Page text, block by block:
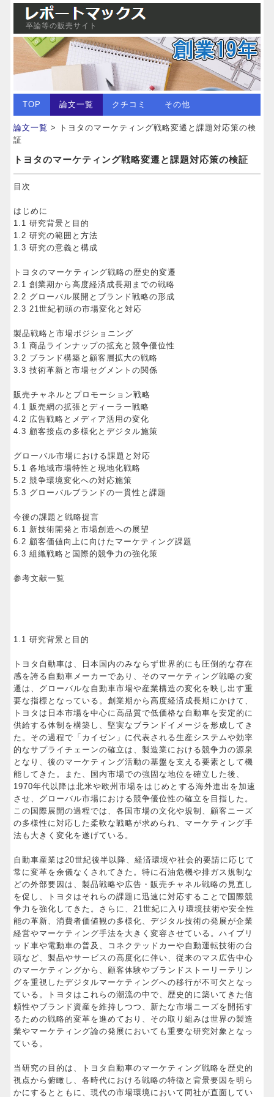
卒論等の販売サイト
TOP 論文一覧 クチコミ その他
論文一覧 > トヨタのマーケティング戦略変遷と課題対応策の検
証
トヨタのマーケティング戦略変遷と課題対応策の検証
目次
はじめに
1.1 研究背景と目的
1.2 研究の範囲と方法
1.3 研究の意義と構成
トヨタのマーケティング戦略の歴史的変遷
2.1 創業期から高度経済成長期までの戦略
2.2 グローバル展開とブランド戦略の形成
2.3 21世紀初頭の市場変化と対応
製品戦略と市場ポジショニング
3.1 商品ラインナップの拡充と競争優位性
3.2 ブランド構築と顧客層拡大の戦略
3.3 技術革新と市場セグメントの関係
販売チャネルとプロモーション戦略
4.1 販売網の拡張とディーラー戦略
4.2 広告戦略とメディア活用の変化
4.3 顧客接点の多様化とデジタル施策
グローバル市場における課題と対応
5.1 各地域市場特性と現地化戦略
5.2 競争環境変化への対応施策
5.3 グローバルブランドの一貫性と課題
今後の課題と戦略提言
6.1 新技術開発と市場創造への展望
6.2 顧客価値向上に向けたマーケティング課題
6.3 組織戦略と国際的競争力の強化策
参考文献一覧
1.1 研究背景と目的
トヨタ自動車は、日本国内のみならず世界的にも圧倒的な存在
感を誇る自動車メーカーであり、そのマーケティング戦略の変
遷は、グローバルな自動車市場や産業構造の変化を映し出す重
要な指標となっている。創業期から高度経済成長期にかけて、
トヨタは日本市場を中心に高品質で低価格な自動車を安定的に
供給する体制を構築し、堅実なブランドイメージを形成してき
た。その過程で「カイゼン」に代表される生産システムや効率
的なサプライチェーンの確立は、製造業における競争力の源泉
となり、後のマーケティング活動の基盤を支える要素として機
能してきた。また、国内市場での強固な地位を確立した後、
1970年代以降は北米や欧州市場をはじめとする海外進出を加速
させ、グローバル市場における競争優位性の確立を目指した。
この国際展開の過程では、各国市場の文化や規制、顧客ニーズ
の多様性に対応した柔軟な戦略が求められ、マーケティング手
法も大きく変化を遂げている。
自動車産業は20世紀後半以降、経済環境や社会的要請に応じて
常に変革を余儀なくされてきた。特に石油危機や排ガス規制な
どの外部要因は、製品戦略や広告・販売チャネル戦略の見直し
を促し、トヨタはそれらの課題に迅速に対応することで国際競
争力を強化してきた。さらに、21世紀に入り環境技術や安全性
能の革新、消費者価値観の多様化、デジタル技術の発展が企業
経営やマーケティング手法を大きく変容させている。ハイブリ
ッド車や電動車の普及、コネクテッドカーや自動運転技術の台
頭など、製品やサービスの高度化に伴い、従来のマス広告中心
のマーケティングから、顧客体験やブランドストーリーテリン
グを重視したデジタルマーケティングへの移行が不可欠となっ
ている。トヨタはこれらの潮流の中で、歴史的に築いてきた信
頼性やブランド資産を維持しつつ、新たな市場ニーズを開拓す
るための戦略的変革を進めており、その取り組みは世界の製造
業やマーケティング論の発展においても重要な研究対象となっ
ている。
当研究の目的は、トヨタ自動車のマーケティング戦略を歴史的
視点から俯瞰し、各時代における戦略の特徴と背景要因を明ら
かにするとともに、現代の市場環境において同社が直面してい